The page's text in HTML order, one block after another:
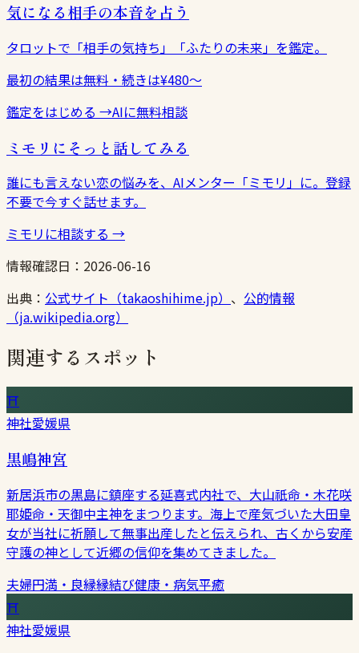
気になる相手の本音を占う
タロットで「相手の気持ち」「ふたりの未来」を鑑定。
最初の結果は無料・続きは¥480〜
鑑定をはじめる →AIに無料相談
ミモリにそっと話してみる
誰にも言えない恋の悩みを、AIメンター「ミモリ」に。登録
不要で今すぐ話せます。
ミモリに相談する →
情報確認日： 2026-06-16
出典： 公式サイト（takaoshihime.jp） 、 公的情報
（ja.wikipedia.org）
関連するスポット
⛩
神社愛媛県
黒嶋神宮
新居浜市の黒島に鎮座する延喜式内社で、大山祇命・木花咲
耶姫命・天御中主神をまつります。海上で産気づいた大田皇
女が当社に祈願して無事出産したと伝えられ、古くから安産
守護の神として近郷の信仰を集めてきました。
夫婦円満・良縁縁結び健康・病気平癒
⛩
神社愛媛県